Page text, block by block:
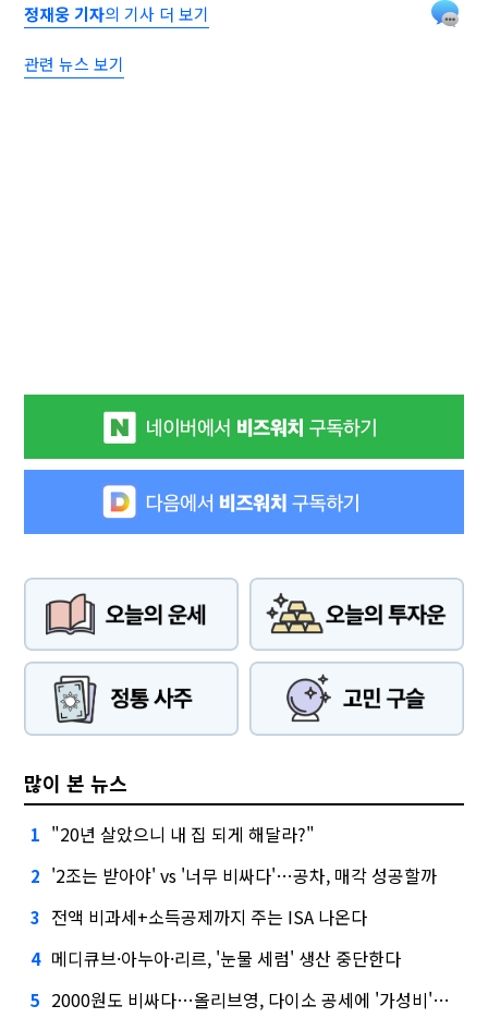
정재웅 기자의 기사 더 보기
관련 뉴스 보기
많이 본 뉴스
1 "20년 살았으니 내 집 되게 해달라?"
2 '2조는 받아야' vs '너무 비싸다'…공차, 매각 성공할까
3 전액 비과세+소득공제까지 주는 ISA 나온다
4 메디큐브·아누아·리르, '눈물 세럼' 생산 중단한다
5 2000원도 비싸다…올리브영, 다이소 공세에 '가성비'로 맞불